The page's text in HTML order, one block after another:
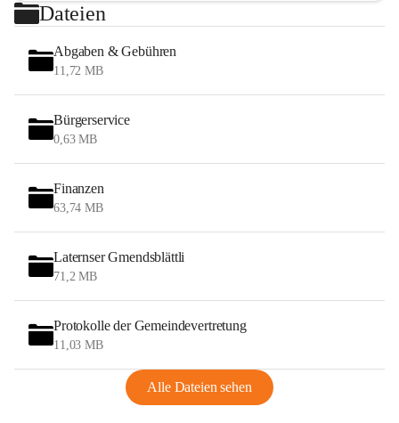
Dateien
Abgaben & Gebühren
11,72 MB
Bürgerservice
0,63 MB
Finanzen
63,74 MB
Laternser Gmendsblättli
71,2 MB
Protokolle der Gemeindevertretung
11,03 MB
Alle Dateien sehen